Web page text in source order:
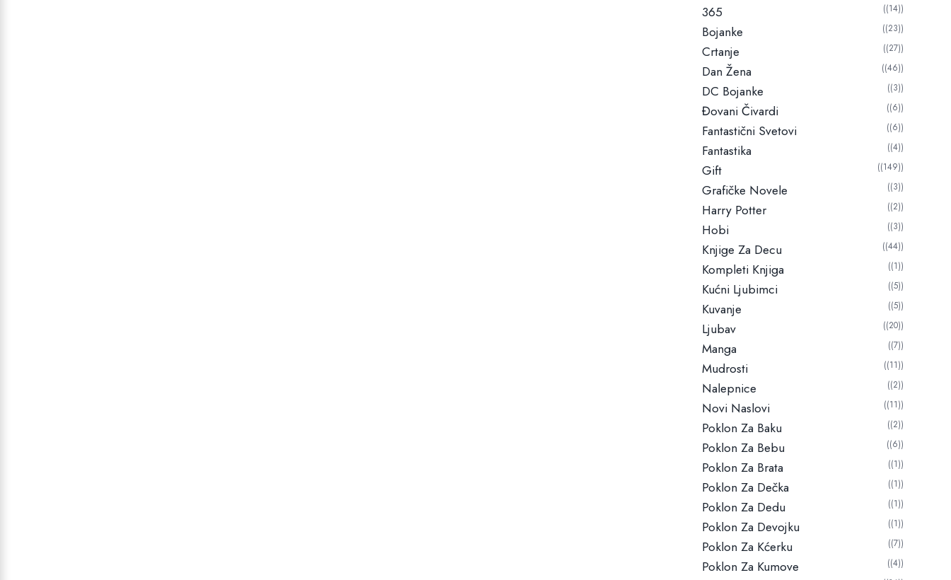
a
c
e
a
l
n
a
c
e
n
a
365 (14)
Bojanke (23)
Crtanje (27)
Dan Žena (46)
DC Bojanke (3)
Đovani Čivardi (6)
Fantastični Svetovi (6)
Fantastika (4)
Gift (149)
Grafičke Novele (3)
Harry Potter (2)
Hobi (3)
Knjige Za Decu (44)
Kompleti Knjiga (1)
Kućni Ljubimci (5)
Kuvanje (5)
Ljubav (20)
Manga (7)
Mudrosti (11)
Nalepnice (2)
Novi Naslovi (11)
Poklon Za Baku (2)
Poklon Za Bebu (6)
Poklon Za Brata (1)
Poklon Za Dečka (1)
Poklon Za Dedu (1)
Poklon Za Devojku (1)
Poklon Za Kćerku (7)
Poklon Za Kumove (4)